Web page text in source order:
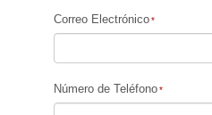
Correo Electrónico
Número de Teléfono